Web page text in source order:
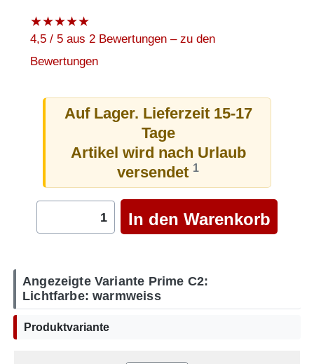
★★★★★
4,5 / 5 aus 2 Bewertungen – zu den
Bewertungen
Auf Lager. Lieferzeit 15-17
Tage
Artikel wird nach Urlaub
versendet 1
Angezeigte Variante Prime C2:
Lichtfarbe: warmweiss
Produktvariante